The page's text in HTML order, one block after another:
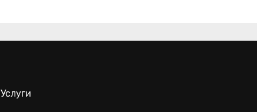
Услуги